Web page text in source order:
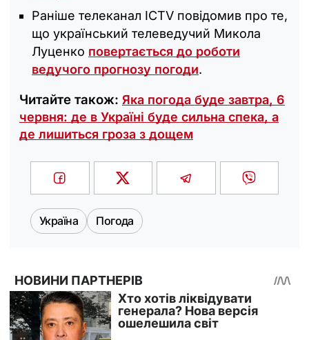
Раніше телеканал ICTV повідомив про те,
що український телеведучий Микола
Луценко повертається до роботи
ведучого прогнозу погоди.
Читайте також: Яка погода буде завтра, 6
червня: де в Україні буде сильна спека, а
де лишиться гроза з дощем
Україна Погода